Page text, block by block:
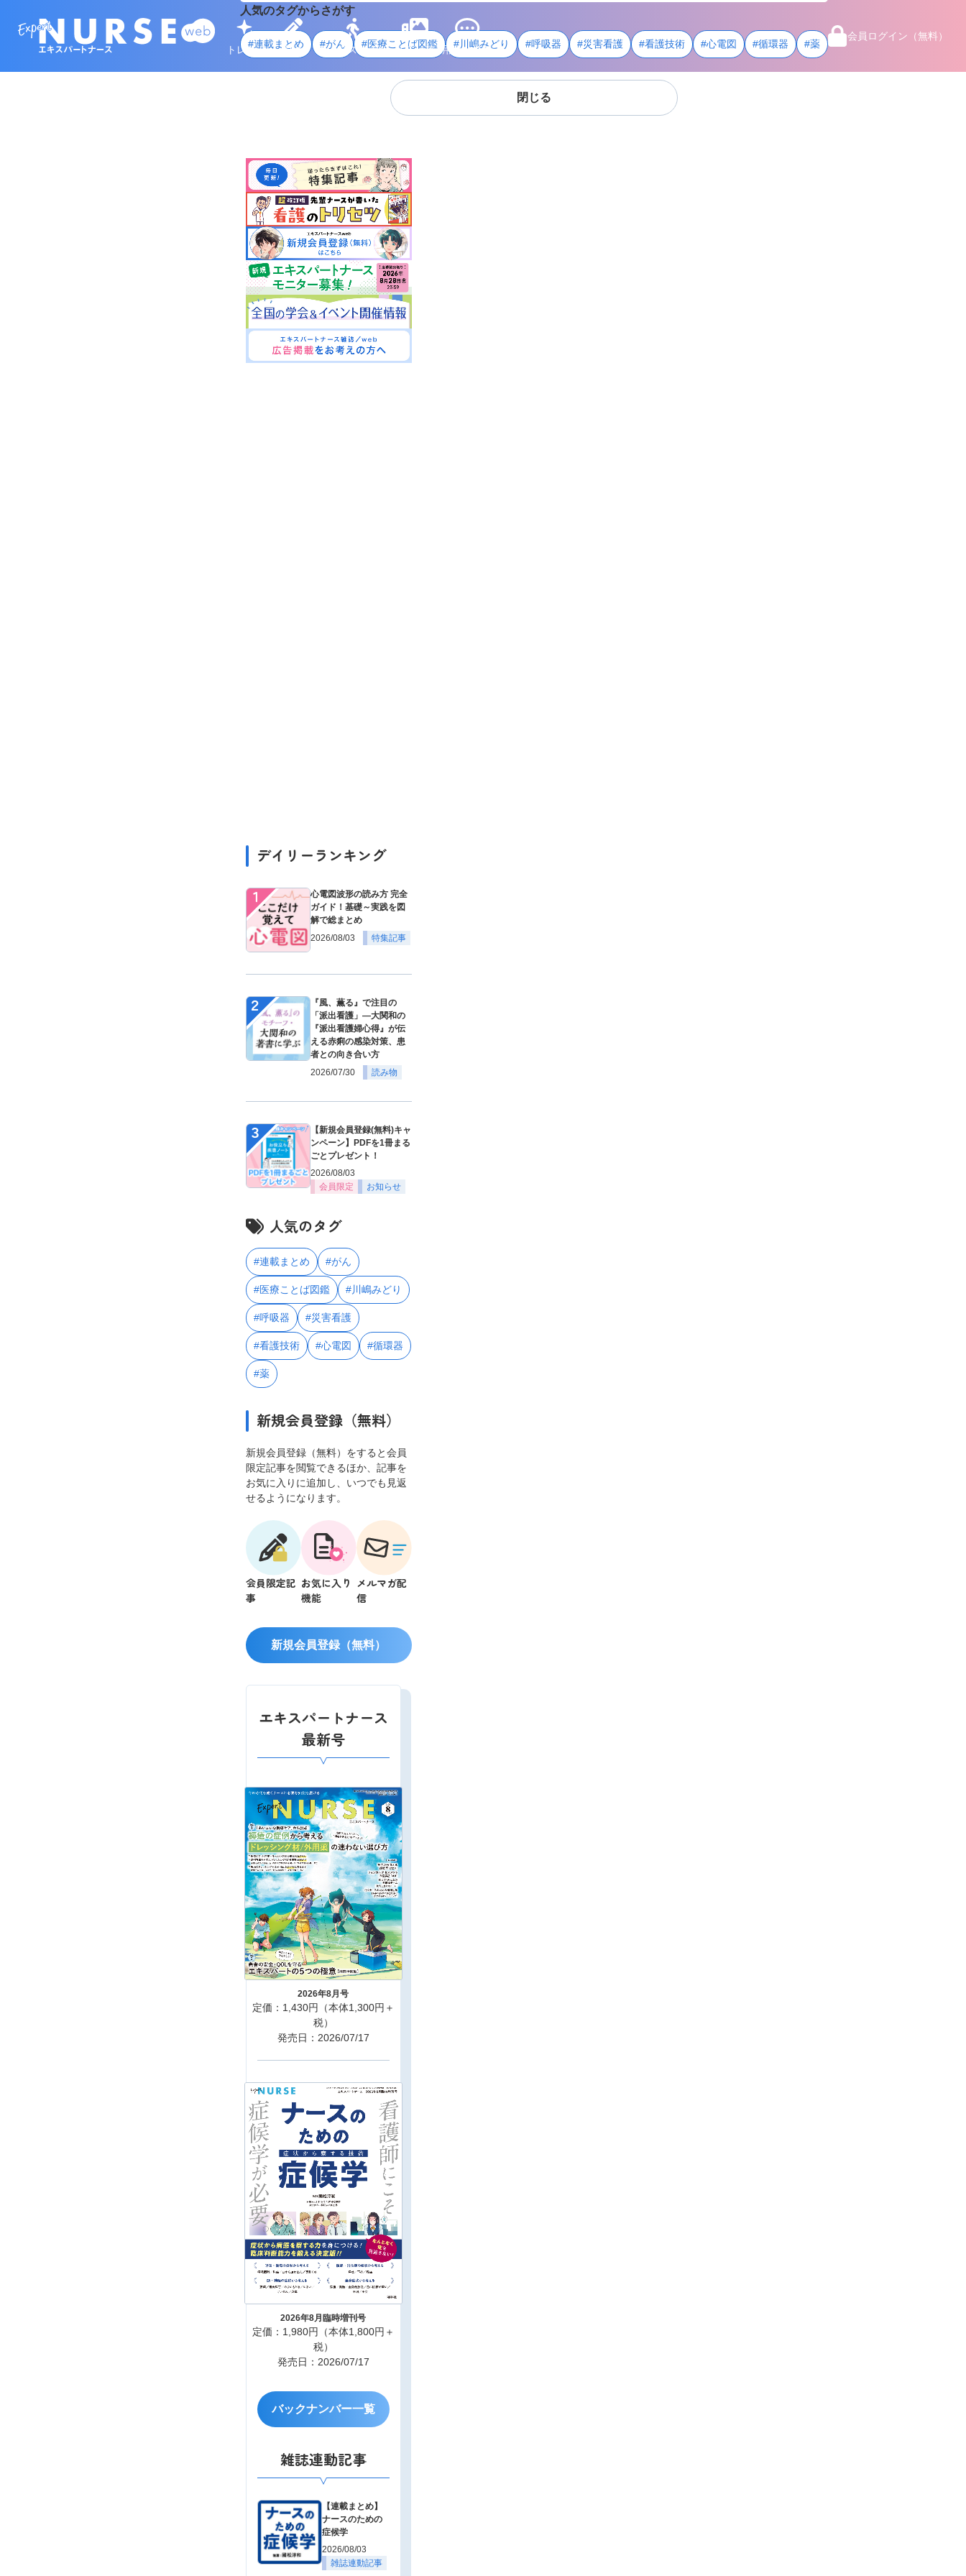
人気のタグからさがす
#連載まとめ #がん #医療ことば図鑑 #川嶋みどり #呼吸器 #災害看護 #看護技術 #心電図 #循環器 #薬
閉じる
会員ログイン（無料）
トレンド
学ぶ ライフスタイル メディア 用語・資料
デイリーランキング
１
心電図波形の読み方 完全
ガイド！基礎～実践を図
解で総まとめ
2026/08/03
特集記事
２
『風、薫る』で注目の
「派出看護」―大関和の
『派出看護婦心得』が伝
える赤痢の感染対策、患
者との向き合い方
2026/07/30
読み物
３
【新規会員登録(無料)キャ
ンペーン】PDFを1冊まる
ごとプレゼント！
2026/08/03
会員限定
お知らせ
人気のタグ
#連載まとめ #がん
#医療ことば図鑑 #川嶋みどり
#呼吸器 #災害看護
#看護技術 #心電図 #循環器
#薬
新規会員登録（無料）
新規会員登録（無料）をすると会員
限定記事を閲覧できるほか、記事を
お気に入りに追加し、いつでも見返
せるようになります。
会員限定記
事
お気に入り
機能
メルマガ配
信
新規会員登録（無料）
エキスパートナース
最新号
2026年8月号
定価：1,430円（本体1,300円＋
税）
発売日：2026/07/17
2026年8月臨時増刊号
定価：1,980円（本体1,800円＋
税）
発売日：2026/07/17
バックナンバー一覧
雑誌連動記事
【連載まとめ】
ナースのための
症候学
2026/08/03
雑誌連動記事